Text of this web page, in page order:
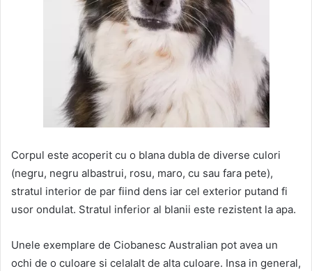
Corpul este acoperit cu o blana dubla de diverse culori
(negru, negru albastrui, rosu, maro, cu sau fara pete),
stratul interior de par fiind dens iar cel exterior putand fi
usor ondulat. Stratul inferior al blanii este rezistent la apa.
Unele exemplare de Ciobanesc Australian pot avea un
ochi de o culoare si celalalt de alta culoare. Insa in general,